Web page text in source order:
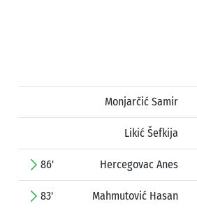
Monjarčić Samir
Likić Šefkija
86' Hercegovac Anes
83' Mahmutović Hasan